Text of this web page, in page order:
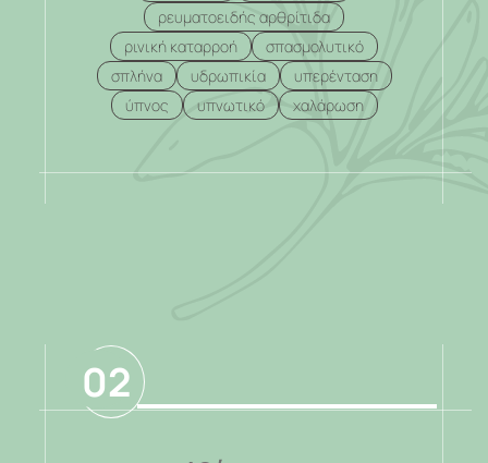
ρευματοειδής αρθρίτιδα
ρινική καταρροή
σπασμολυτικό
σπλήνα
υδρωπικία
υπερένταση
ύπνος
υπνωτικό χαλάρωση
.
02